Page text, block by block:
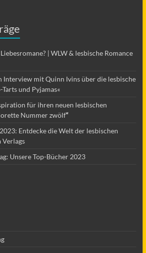
| WLW & lesbische Romance
Interview mit Quinn Ivins über die lesbische
und Pyjamas«
für ihren neuen lesbischen
Nummer zwölf“
Entdecke die Welt der lesbischen
Verlags
Unsere Top-Bücher 2023